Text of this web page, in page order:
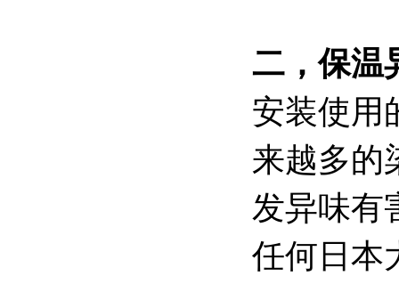
二，保温
安装使用
来越多的
发异味有
任何日本